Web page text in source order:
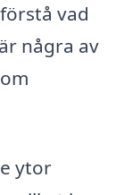
vad
några av
ytor